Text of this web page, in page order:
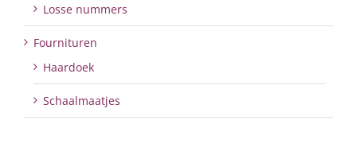
Losse nummers
Fournituren
Haardoek
Schaalmaatjes